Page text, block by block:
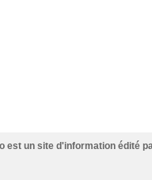
est un site d'information édité